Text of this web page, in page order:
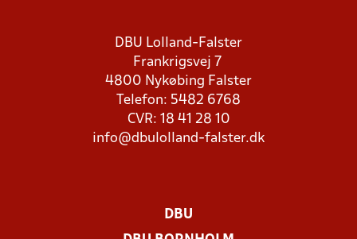
DBU Lolland-Falster
Frankrigsvej 7
4800 Nykøbing Falster
Telefon: 5482 6768
CVR: 18 41 28 10
info@dbulolland-falster.dk
DBU